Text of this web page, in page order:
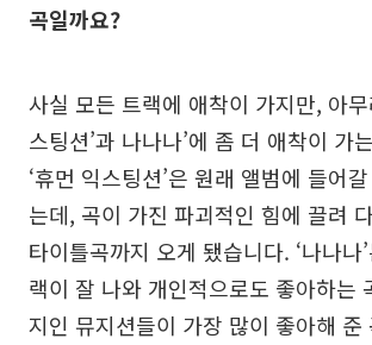
곡일까요?
사실 모든 트랙에 애착이 가지만, 아무
스팅션’과 나나나’에 좀 더 애착이 가
‘휴먼 익스팅션’은 원래 앨범에 들어
는데, 곡이 가진 파괴적인 힘에 끌려
타이틀곡까지 오게 됐습니다. ‘나나나
랙이 잘 나와 개인적으로도 좋아하는
지인 뮤지션들이 가장 많이 좋아해 준